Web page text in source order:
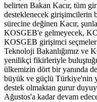
belirten Bakan Kacır, tüm
desteklenecek girişimcilerin
sürecine değinen Kacır,
KOSGEB'e gelmeyecek,
KOSGEB girişimci
Teknoloji Bakanlığımız ve
yenilikçi fikirleriyle
ülkemizin dört bir yanında
büyük ve güçlü Türkiye'nin
destek olmaktan gurur
Ağustos'a kadar devam